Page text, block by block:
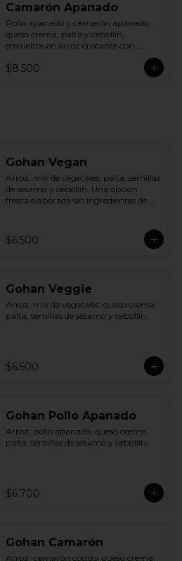
Camarón Apanado
Pollo apanado y camarón apanado,
queso crema, palta y cebollín,
envueltos en arroz crocante con
$8.500
Gohan Vegan
Arroz, mix de vegetales, palta, semillas
de sésamo y cebollín. Una opción
fresca elaborada sin ingredientes de
$6.500
Gohan Veggie
Arroz, mix de vegetales, queso crema,
palta, semillas de sésamo y cebollín.
$6.500
Gohan Pollo Apanado
Arroz, pollo apanado, queso crema,
palta, semillas de sésamo y cebollín.
$6.700
Gohan Camarón
Arroz, camarón cocido, queso crema,